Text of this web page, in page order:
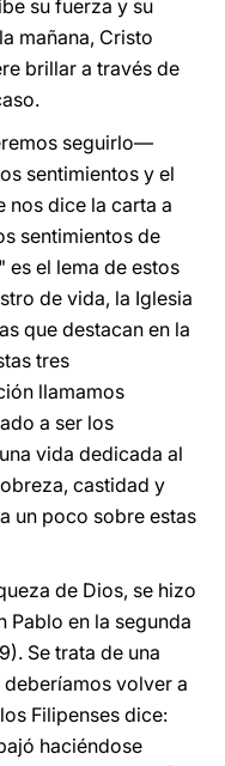
su fuerza y su
mañana, Cristo
brillar a través de
seguirlo—
sentimientos y el
nos dice la carta a
sentimientos de
es el lema de estos
de vida, la Iglesia
que destacan en la
tres
llamamos
a ser los
vida dedicada al
castidad y
un poco sobre estas
de Dios, se hizo
Pablo en la segunda
Se trata de una
volver a
Filipenses dice:
haciéndose